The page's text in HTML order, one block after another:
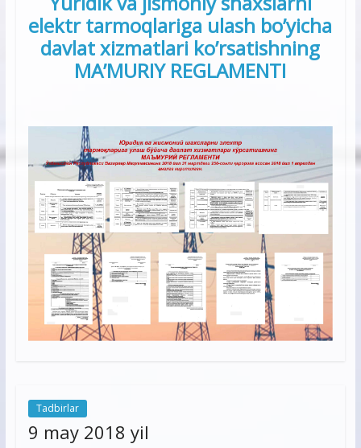
elektr tarmoqlariga ulash bo’yicha
davlat xizmatlari ko’rsatishning
MA’MURIY REGLAMENTI
Tadbirlar
9 may 2018 yil